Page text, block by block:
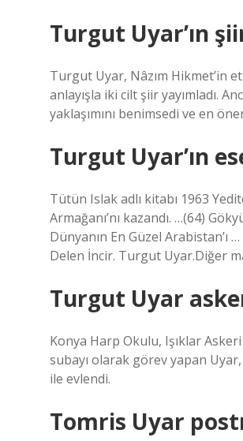
Turgut Uyar’ın
Turgut Uyar, Nâzım Hikmet’in
anlayışla iki cilt şiir yayımladı.
yaklaşımını benimsedi ve en
Turgut Uyar’ın
Tütün Islak adlı kitabı 1963
Armağanı’nı kazandı. …(64)
Dünyanın En Güzel
Delen İncir. Turgut Uyar.Diğer
Turgut Uyar
Konya Harp Okulu, Işıklar
subayı olarak görev yapan
ile evlendi.
Tomris Uyar